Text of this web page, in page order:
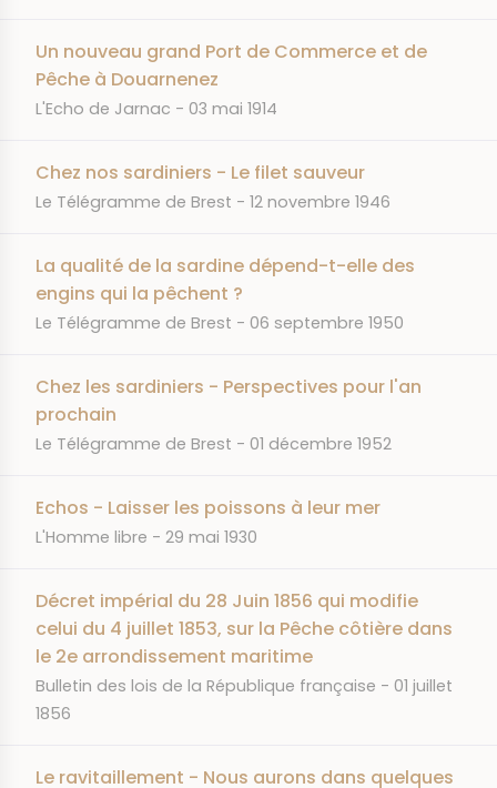
Un nouveau grand Port de Commerce et de
Pêche à Douarnenez
JOURNAL
L'Echo de Jarnac DATE
03 mai 1914
Chez nos sardiniers - Le filet sauveur
JOURNAL
Le Télégramme de Brest DATE
12 novembre 1946
La qualité de la sardine dépend-t-elle des
engins qui la pêchent ?
JOURNAL
Le Télégramme de Brest DATE
06 septembre 1950
Chez les sardiniers - Perspectives pour l'an
prochain
JOURNAL
Le Télégramme de Brest DATE
01 décembre 1952
Echos - Laisser les poissons à leur mer
JOURNAL
L'Homme libre DATE
29 mai 1930
Décret impérial du 28 Juin 1856 qui modifie
celui du 4 juillet 1853, sur la Pêche côtière dans
le 2e arrondissement maritime
JOURNAL
Bulletin des lois de la République française DATE
01 juillet
1856
Le ravitaillement - Nous aurons dans quelques